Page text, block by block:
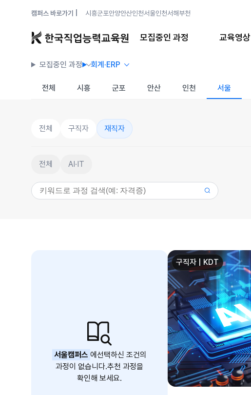
캠퍼스 바로가기 | 시흥군포안양안산인천서울인천서해부천
모집중인 과정 교육영상
모집중인 과정 회계·ERP
전체 시흥 군포 안산 인천 서울
전체 구직자 재직자
전체 AI·IT
서울캠퍼스 에선택하신 조건의
과정이 없습니다.추천 과정을
확인해 보세요.
구직자 | KDT